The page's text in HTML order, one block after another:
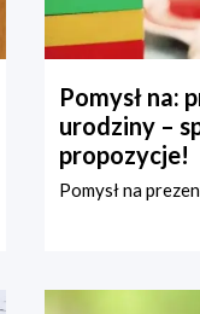
Pomysł na:
urodziny –
propozycje!
Pomysł na